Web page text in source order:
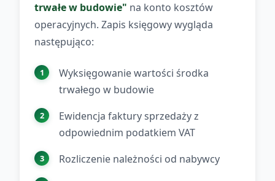
trwałe w budowie" na konto kosztów
operacyjnych. Zapis księgowy wygląda
następująco:
Wyksięgowanie wartości środka
trwałego w budowie
Ewidencja faktury sprzedaży z
odpowiednim podatkiem VAT
Rozliczenie należności od nabywcy